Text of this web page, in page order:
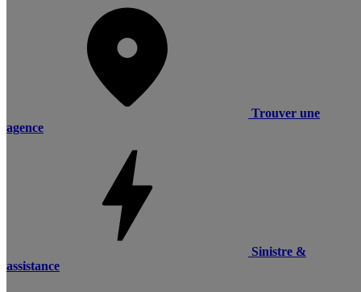
Trouver une
agence
Sinistre &
assistance